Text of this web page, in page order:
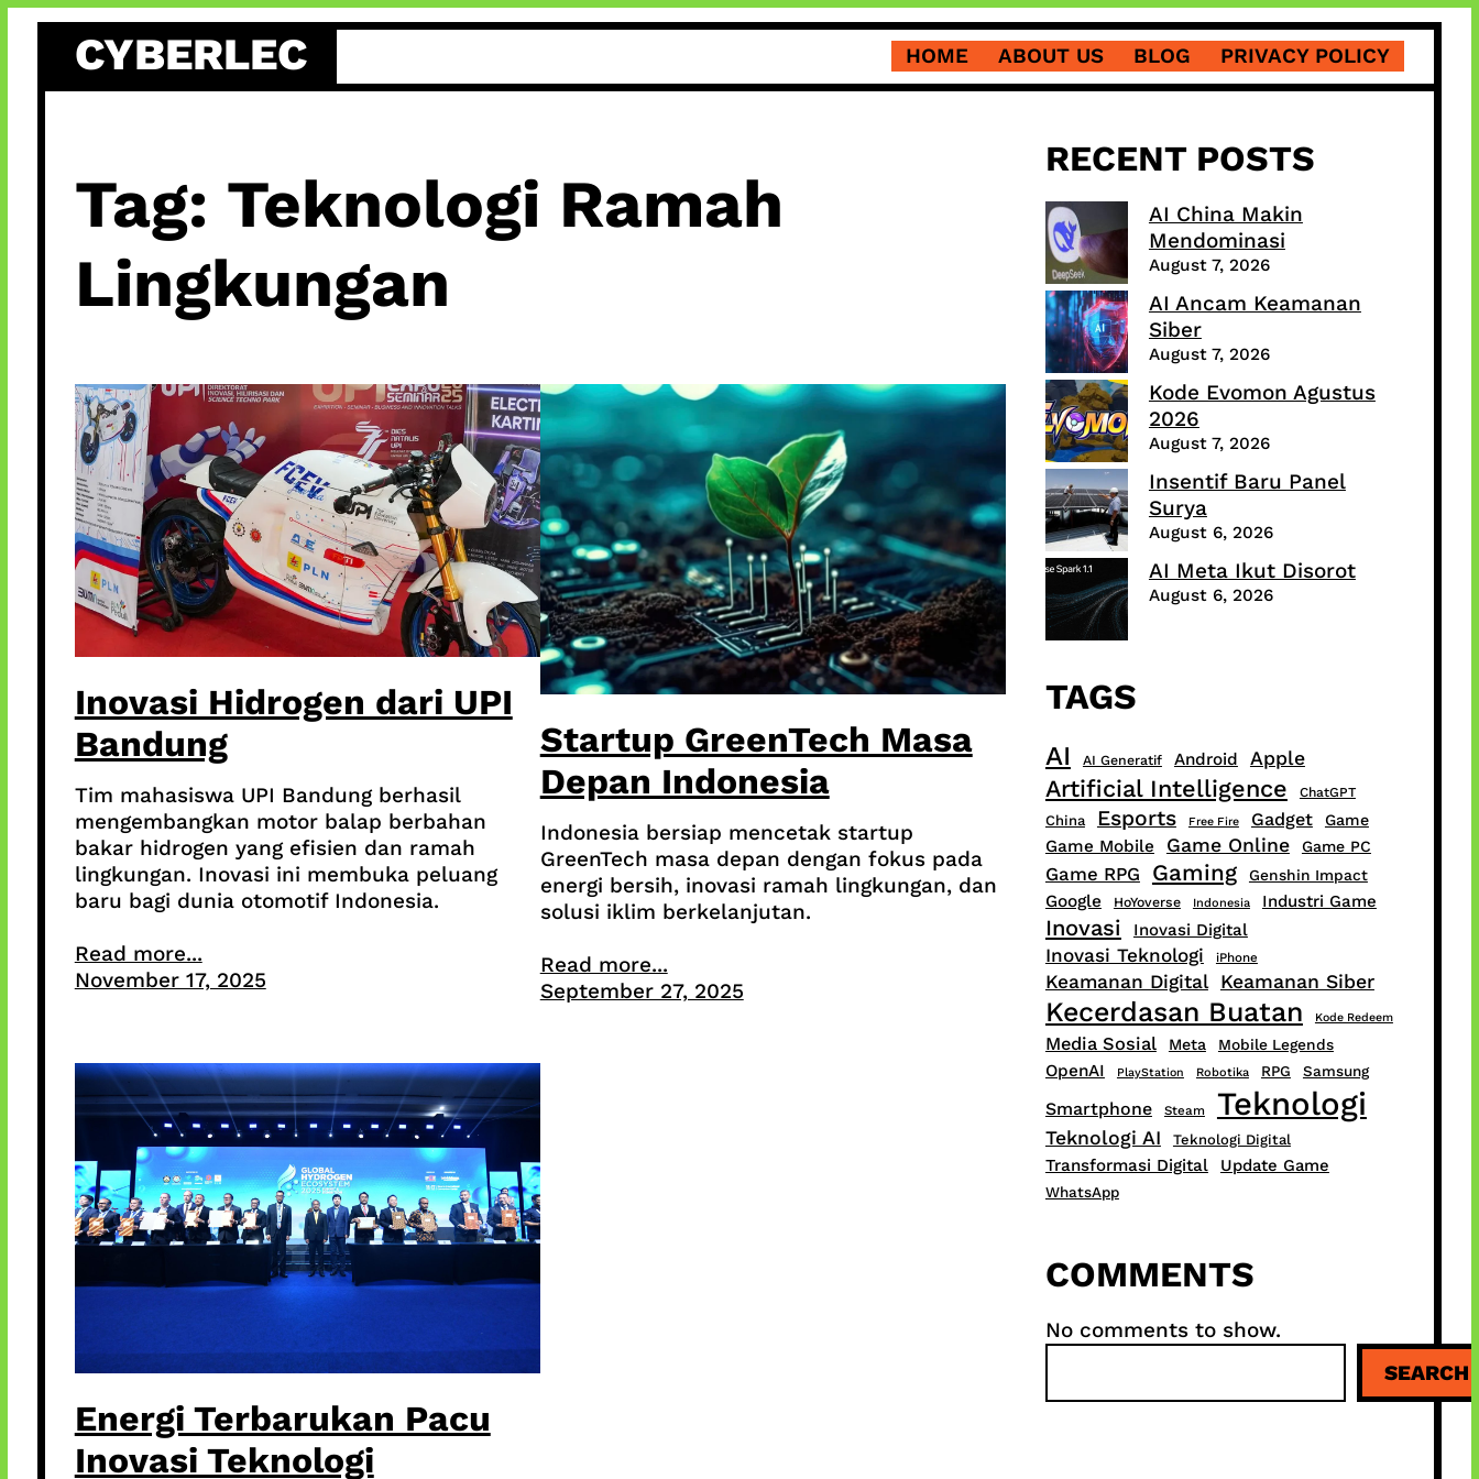
content
CYBERLEC HOME ABOUT US BLOG PRIVACY POLICY
Tag: Teknologi Ramah
Lingkungan
Inovasi Hidrogen dari UPI
Bandung
Tim mahasiswa UPI Bandung berhasil
mengembangkan motor balap berbahan
bakar hidrogen yang efisien dan ramah
lingkungan. Inovasi ini membuka peluang
baru bagi dunia otomotif Indonesia.
Read more...
November 17, 2025
Startup GreenTech Masa
Depan Indonesia
Indonesia bersiap mencetak startup
GreenTech masa depan dengan fokus pada
energi bersih, inovasi ramah lingkungan, dan
solusi iklim berkelanjutan.
Read more...
September 27, 2025
Energi Terbarukan Pacu
Inovasi Teknologi
RECENT POSTS
AI China Makin
Mendominasi
August 7, 2026
AI Ancam Keamanan
Siber
August 7, 2026
Kode Evomon Agustus
2026
August 7, 2026
Insentif Baru Panel
Surya
August 6, 2026
AI Meta Ikut Disorot
August 6, 2026
TAGS
AI AI Generatif Android Apple
Artificial Intelligence ChatGPT
China Esports Free Fire Gadget Game
Game Mobile Game Online Game PC
Game RPG Gaming Genshin Impact
Google HoYoverse Indonesia Industri Game
Inovasi Inovasi Digital
Inovasi Teknologi iPhone
Keamanan Digital Keamanan Siber
Kecerdasan Buatan Kode Redeem
Media Sosial Meta Mobile Legends
OpenAI PlayStation Robotika RPG Samsung
Smartphone Steam Teknologi
Teknologi AI Teknologi Digital
Transformasi Digital Update Game
WhatsApp
COMMENTS
No comments to show.
a
SEARCH